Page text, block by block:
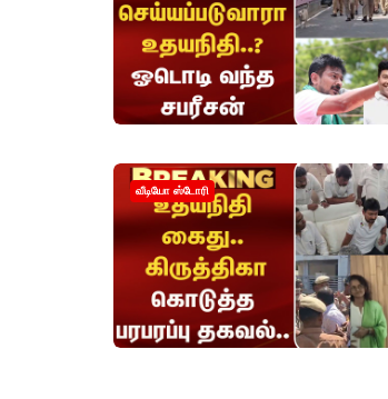
வீடியோ ஸ்டோரி